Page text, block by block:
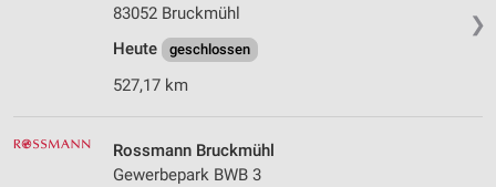
❯
83052 Bruckmühl
Heute
geschlossen
527,17 km
Rossmann Bruckmühl
Gewerbepark BWB 3